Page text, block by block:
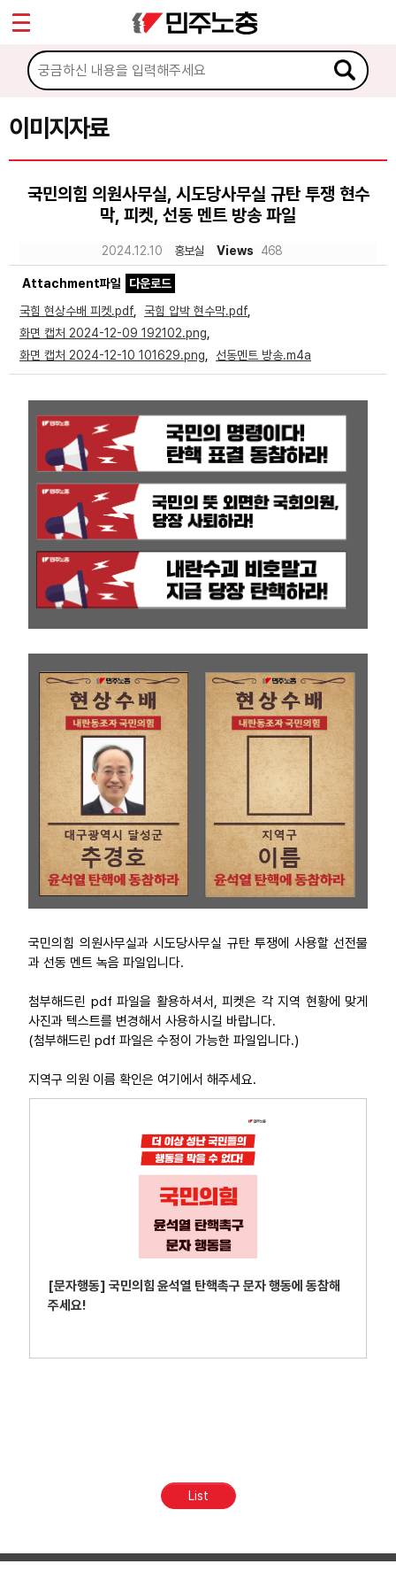
이미지자료
국민의힘 의원사무실, 시도당사무실 규탄 투쟁 현수
막, 피켓, 선동 멘트 방송 파일
2024.12.10 홍보실 Views 468
Attachment파일
다운로드
국힘 현상수배 피켓.pdf
국힘 압박 현수막.pdf
화면 캡처 2024-12-09 192102.png
화면 캡처 2024-12-10 101629.png
선동멘트 방송.m4a
국민의힘 의원사무실과 시도당사무실 규탄 투쟁에 사용할 선전물
과 선동 멘트 녹음 파일입니다.
첨부해드린 pdf 파일을 활용하셔서, 피켓은 각 지역 현황에 맞게
사진과 텍스트를 변경해서 사용하시길 바랍니다.
(첨부해드린 pdf 파일은 수정이 가능한 파일입니다.)
지역구 의원 이름 확인은 여기에서 해주세요.
[문자행동] 국민의힘 윤석열 탄핵촉구 문자 행동에 동참해
주세요!
List
마이페이지
소개
소식
문서자료
이미지자료
미디어자료
카드뉴스
부설기관
업무
Sketchbook5, 스케치북5
Sketchbook5, 스케치북5